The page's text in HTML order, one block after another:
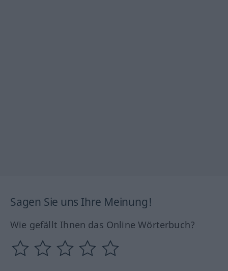
Sagen Sie uns Ihre Meinung!
Wie gefällt Ihnen das Online Wörterbuch?